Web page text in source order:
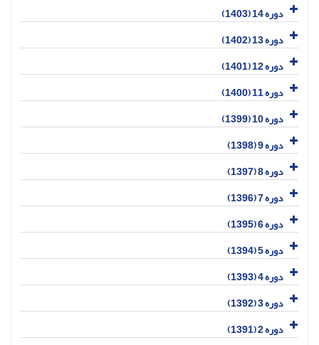
دوره 14 (1403)
دوره 13 (1402)
دوره 12 (1401)
دوره 11 (1400)
دوره 10 (1399)
دوره 9 (1398)
دوره 8 (1397)
دوره 7 (1396)
دوره 6 (1395)
دوره 5 (1394)
دوره 4 (1393)
دوره 3 (1392)
دوره 2 (1391)